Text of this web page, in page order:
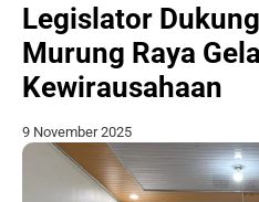
Legislator
Murung Raya
Kewirausahaan
9 November 2025